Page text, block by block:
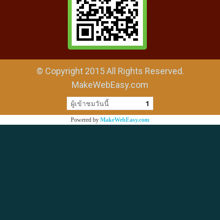
© Copyright 2015 All Rights Reserved.
MakeWebEasy.com
ผู้เข้าชมวันนี้ 1
Powered by MakeWebEasy.com